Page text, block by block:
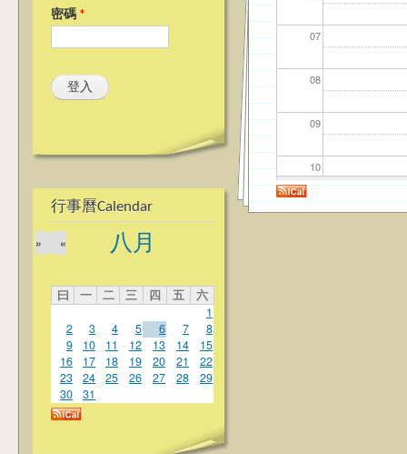
密碼 *
行事曆Calendar
八月
«
»
曰 一 二 三 四 五
六
1
2
3 4 5 6 7
8
9
10 11 12 13 14
15
16
17 18 19 20 21
22
23
24 25 26 27 28
29
30
31
07
08
09
10
11